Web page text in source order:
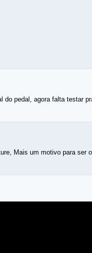
do pedal, agora falta testar
Mais um motivo para ser